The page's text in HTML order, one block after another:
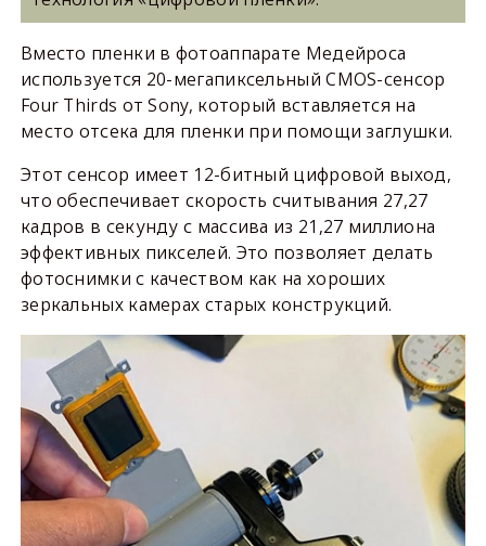
Вместо пленки в фотоаппарате Медейроса
используется 20-мегапиксельный CMOS-сенсор
Four Thirds от Sony, который вставляется на
место отсека для пленки при помощи заглушки.
Этот сенсор имеет 12-битный цифровой выход,
что обеспечивает скорость считывания 27,27
кадров в секунду с массива из 21,27 миллиона
эффективных пикселей. Это позволяет делать
фотоснимки с качеством как на хороших
зеркальных камерах старых конструкций.